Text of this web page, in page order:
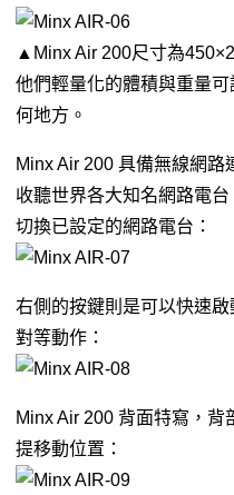
▲Minx Air 200尺寸為
他們輕量化的體積與重量
何地方。
Minx Air 200 具備無線網
收聽世界各大知名網路電
切換已設定的網路電台：
右側的按鍵則是可以快速
對等動作：
Minx Air 200 背面特寫，
提移動位置：